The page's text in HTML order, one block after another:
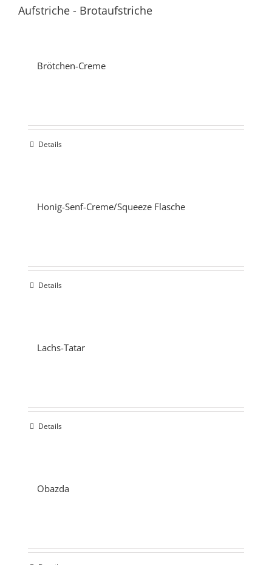
Aufstriche - Brotaufstriche
Brötchen-Creme
Details
Honig-Senf-Creme/Squeeze Flasche
Details
Lachs-Tatar
Details
Obazda